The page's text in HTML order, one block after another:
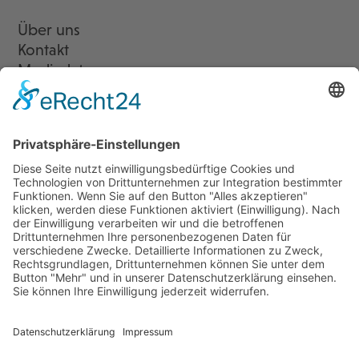
Über uns
Kontakt
Mediadaten
Newsletter
LogIn
Legal
Impressum
Datenschutzerklärung
Cookie-Einstellungen